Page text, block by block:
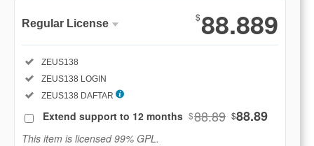
Regular License
Regular
License
SELECTED
$ 88
Use, by
you or
$88.889
Included:
ZEUS138
Included:
ZEUS138 LOGIN
Included:
ZEUS138 DAFTAR
Extend support to 12 months $88.89 $88.89
This item is licensed 99% GPL.